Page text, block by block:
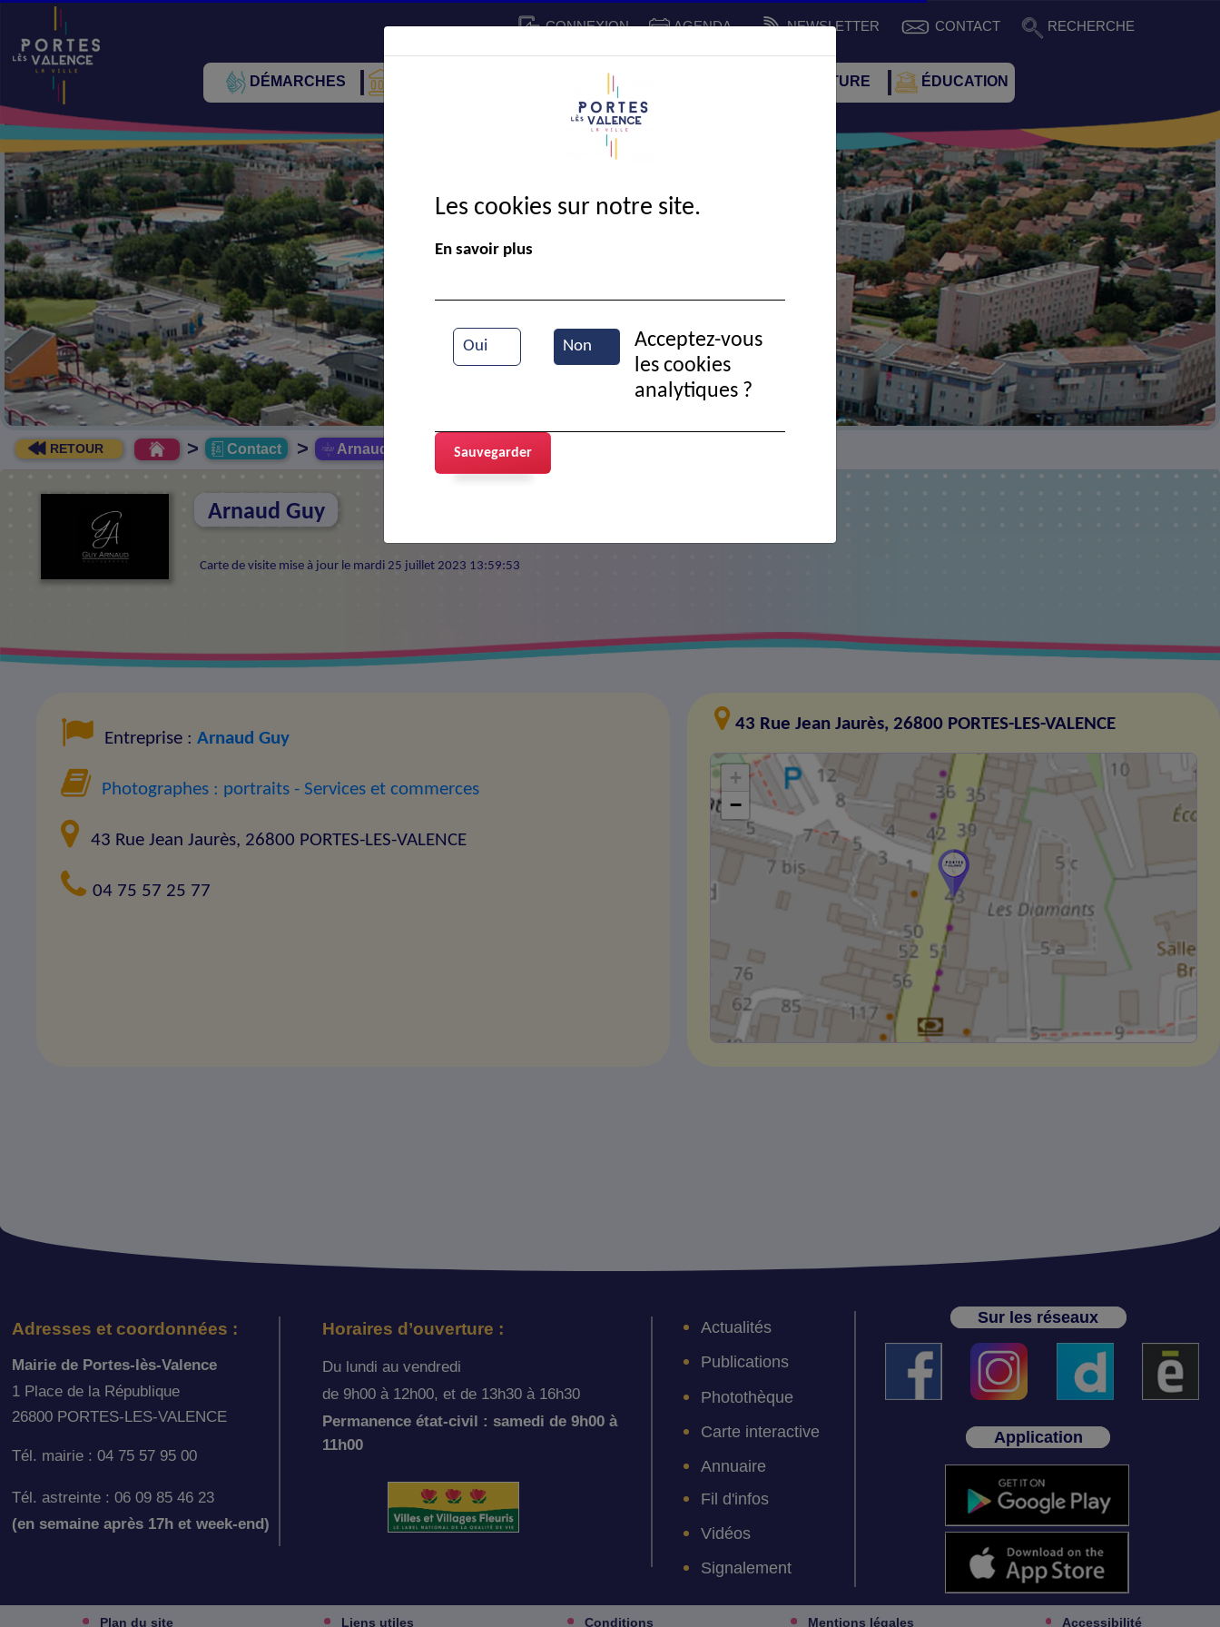
CONNEXION AGENDA NEWSLETTER CONTACT RECHERCHE
DÉMARCHES CADRE DE VIE SPORT ET CULTURE ÉDUCATION
Vue aérienne de la ville
Précédent Suivant
RETOUR > Contact > Arnaud Guy
Arnaud Guy
Carte de visite mise à jour le mardi 25 juillet 2023 13:59:53
Entreprise : Arnaud Guy
Photographes : portraits - Services et commerces
43 Rue Jean Jaurès, 26800 PORTES-LES-VALENCE
04 75 57 25 77
43 Rue Jean Jaurès, 26800 PORTES-LES-VALENCE
+
−
Adresses et coordonnées :
Mairie de Portes-lès-Valence
1 Place de la République
26800 PORTES-LES-VALENCE
Tél. mairie : 04 75 57 95 00
Tél. astreinte : 06 09 85 46 23
(en semaine après 17h et week-end)
Horaires d’ouverture :
Du lundi au vendredi
de 9h00 à 12h00, et de 13h30 à 16h30
Permanence état-civil : samedi de 9h00 à
11h00
Actualités
Publications
Photothèque
Carte interactive
Annuaire
Fil d'infos
Vidéos
Signalement
Sur les réseaux
Application
Plan du site Liens utiles Conditions Mentions légales Accessibilité
Les cookies sur notre site.
En savoir plus
Oui Non
Acceptez-vous
les cookies
analytiques ?
Sauvegarder